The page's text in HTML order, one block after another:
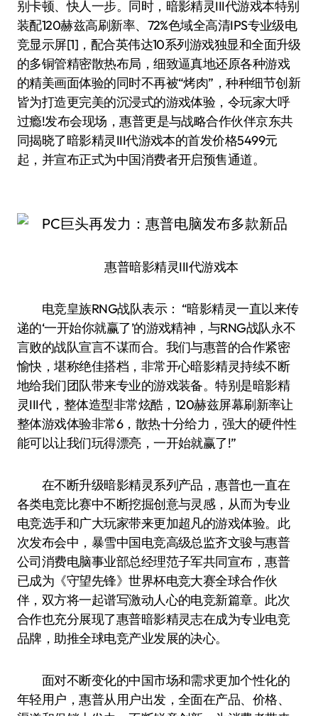
别卡顿、快人一步。同时，暗影精灵III代游戏本特别
装配120赫兹高刷新率、72%色域全高清IPS专业级电
竞显示屏[1]，配合英伟达10系列游戏独显和全面升级
的多铜管精密散热布局，细致逼真地还原各种游戏
的精美画面体验的同时不再被“烤肉”，种种细节创新
皆为打造更完美的沉浸式的游戏体验，令玩家大呼
过瘾!发布会现场，惠普更是与战略合作伙伴京东共
同揭晓了暗影精灵III代游戏本的首发价格5499元
起，并宣布正式为中国消费者开启预售通道。
惠普暗影精灵III代游戏本
电竞皇族RNG战队表示： “暗影精灵一直以来传
递的‘一开始你就赢了’的游戏精神，与RNG战队永不
言败的战队宣言不谋而合。我们与惠普的合作紧密
愉快，堪称绝佳搭档，非常开心暗影精灵持续不断
地给我们团队带来专业的游戏装备。特别是暗影精
灵III代，整体造型非常炫酷，120赫兹屏幕刷新率让
整体游戏体验非常6，散热十分给力，强大的硬件性
能可以让我们玩得漂亮，一开始就赢了!”
在不断升级暗影精灵系列产品，惠普也一直在
各类电竞比赛中不断挖掘创意与灵感，从而为专业
电竞选手和广大玩家带来更加超凡的游戏体验。此
次发布会中，暴雪中国电竞高级总监齐文骏与惠普
公司消费电脑事业部总经理范子军共同宣布，惠普
已成为《守望先锋》世界杯电竞大赛全球合作伙
伴，双方将一起谱写激动人心的电竞新篇章。此次
合作也充分展现了惠普暗影精灵志在成为专业电竞
品牌，助推全球电竞产业发展的决心。
面对不断变化的中国市场和需求更加个性化的
年轻用户，惠普从用户出发，全面在产品、价格、